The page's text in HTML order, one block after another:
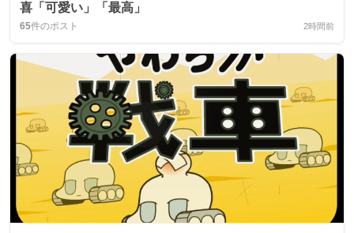
喜「可愛い」「最高」
65件のポスト 2時間前